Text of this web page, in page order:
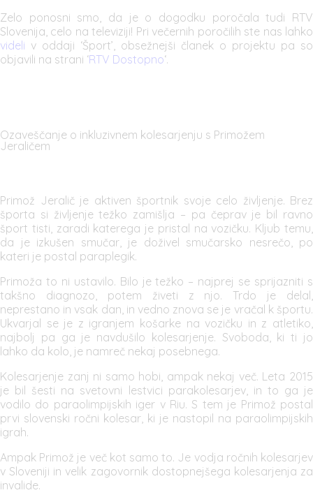
Zelo ponosni smo, da je o dogodku poročala tudi RTV
Slovenija, celo na televiziji! Pri večernih poročilih ste nas lahko
videli v oddaji ‘Šport’, obsežnejši članek o projektu pa so
objavili na strani ‘RTV Dostopno‘.
Ozaveščanje o inkluzivnem kolesarjenju s Primožem
Jeraličem
Primož Jeralič je aktiven športnik svoje celo življenje. Brez
športa si življenje težko zamišlja – pa čeprav je bil ravno
šport tisti, zaradi katerega je pristal na vozičku. Kljub temu,
da je izkušen smučar, je doživel smučarsko nesrečo, po
kateri je postal paraplegik.
Primoža to ni ustavilo. Bilo je težko – najprej se sprijazniti s
takšno diagnozo, potem živeti z njo. Trdo je delal,
neprestano in vsak dan, in vedno znova se je vračal k športu.
Ukvarjal se je z igranjem košarke na vozičku in z atletiko,
najbolj pa ga je navdušilo kolesarjenje. Svoboda, ki ti jo
lahko da kolo, je namreč nekaj posebnega.
Kolesarjenje zanj ni samo hobi, ampak nekaj več. Leta 2015
je bil šesti na svetovni lestvici parakolesarjev, in to ga je
vodilo do paraolimpijskih iger v Riu. S tem je Primož postal
prvi slovenski ročni kolesar, ki je nastopil na paraolimpijskih
igrah.
Ampak Primož je več kot samo to. Je vodja ročnih kolesarjev
v Sloveniji in velik zagovornik dostopnejšega kolesarjenja za
invalide.